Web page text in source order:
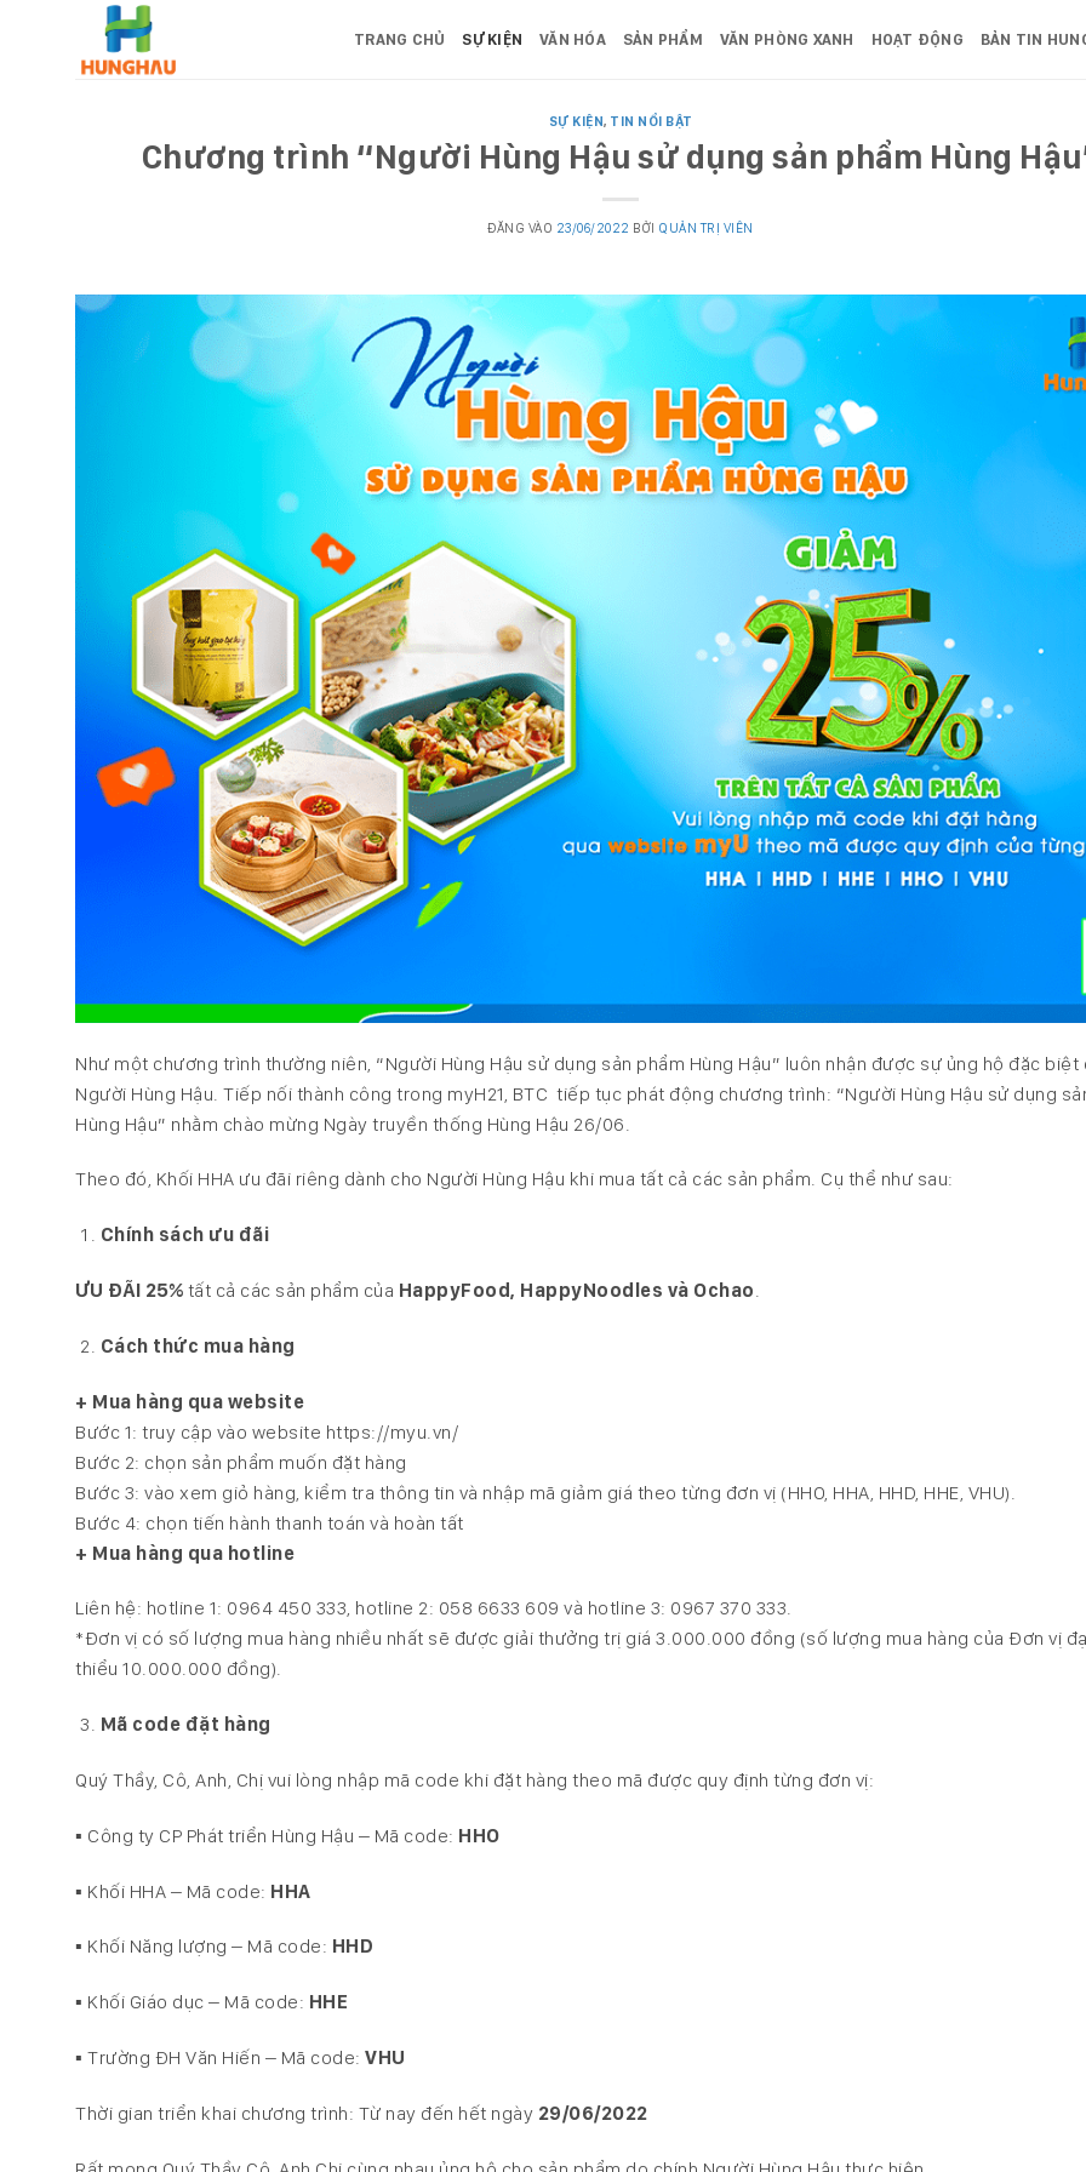
TRANG CHỦ SỰ KIỆN VĂN HÓA SẢN PHẨM VĂN PHÒNG XANH HOẠT ĐỘNG BẢN TIN
SỰ KIỆN, TIN NỔI BẬT
Chương trình “Người Hùng Hậu sử dụng sản phẩm Hùng
ĐĂNG VÀO 23/06/2022 BỞI QUẢN TRỊ VIÊN
Như một chương trình thường niên, “Người Hùng Hậu sử dụng sản phẩm Hùng Hậu” luôn nhận được sự ủng hộ đặc biệt
Người Hùng Hậu. Tiếp nối thành công trong myH21, BTC tiếp tục phát động chương trình: “Người Hùng Hậu sử dụng
Hùng Hậu” nhằm chào mừng Ngày truyền thống Hùng Hậu 26/06.
Theo đó, Khối HHA ưu đãi riêng dành cho Người Hùng Hậu khi mua tất cả các sản phẩm. Cụ thể như sau:
Chính sách ưu đãi
ƯU ĐÃI 25% tất cả các sản phẩm của HappyFood, HappyNoodles và Ochao.
Cách thức mua hàng
+ Mua hàng qua website
Bước 1: truy cập vào website https://myu.vn/
Bước 2: chọn sản phẩm muốn đặt hàng
Bước 3: vào xem giỏ hàng, kiểm tra thông tin và nhập mã giảm giá theo từng đơn vị (HHO, HHA, HHD, HHE, VHU).
Bước 4: chọn tiến hành thanh toán và hoàn tất
+ Mua hàng qua hotline
Liên hệ: hotline 1: 0964 450 333, hotline 2: 058 6633 609 và hotline 3: 0967 370 333.
*Đơn vị có số lượng mua hàng nhiều nhất sẽ được giải thưởng trị giá 3.000.000 đồng (số lượng mua hàng của Đơn vị
thiểu 10.000.000 đồng).
Mã code đặt hàng
Quý Thầy, Cô, Anh, Chị vui lòng nhập mã code khi đặt hàng theo mã được quy định từng đơn vị:
▪️ Công ty CP Phát triển Hùng Hậu – Mã code: HHO
▪️ Khối HHA – Mã code: HHA
▪️ Khối Năng lượng – Mã code: HHD
▪️ Khối Giáo dục – Mã code: HHE
▪️ Trường ĐH Văn Hiến – Mã code: VHU
Thời gian triển khai chương trình: Từ nay đến hết ngày 29/06/2022